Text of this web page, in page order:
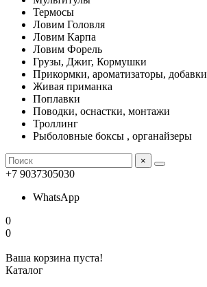
Термосы
Ловим Головля
Ловим Карпа
Ловим Форель
Грузы, Джиг, Кормушки
Прикормки, ароматизаторы, добавки
Живая приманка
Поплавки
Поводки, оснастки, монтажи
Троллинг
Рыболовные боксы , органайзеры
×
+7 9037305030
WhatsApp
0
0
Ваша корзина пуста!
Каталог